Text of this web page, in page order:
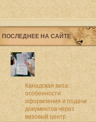
ПОСЛЕДНЕЕ НА САЙТЕ
Канадская виза:
особенности
оформления и подачи
документов через
визовый центр